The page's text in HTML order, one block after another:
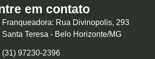
em contato
Franqueadora: Rua Divinopolis, 293
Santa Teresa - Belo Horizonte/MG
(31) 97230-2396